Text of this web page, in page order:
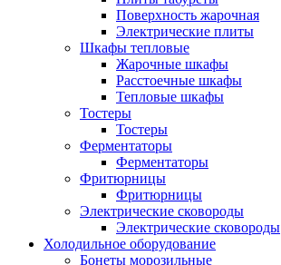
Поверхность жарочная
Электрические плиты
Шкафы тепловые
Жарочные шкафы
Расстоечные шкафы
Тепловые шкафы
Тостеры
Тостеры
Ферментаторы
Ферментаторы
Фритюрницы
Фритюрницы
Электрические сковороды
Электрические сковороды
Холодильное оборудование
Бонеты морозильные